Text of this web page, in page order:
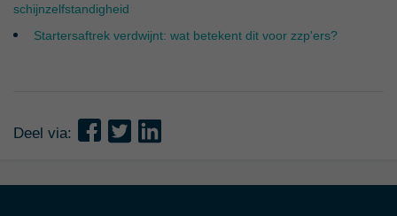
schijnzelfstandigheid
Startersaftrek verdwijnt: wat betekent dit voor zzp'ers?
Deel via: